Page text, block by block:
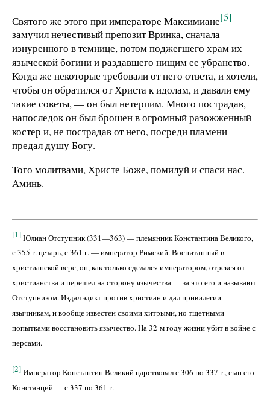
Святого же этого при императоре Максимиане[5]
замучил нечестивый препозит Вринка, сначала
изнуренного в темнице, потом поджегшего храм их
языческой богини и раздавшего нищим ее убранство.
Когда же некоторые требовали от него ответа, и хотели,
чтобы он обратился от Христа к идолам, и давали ему
такие советы, — он был нетерпим. Много пострадав,
напоследок он был брошен в огромный разожженный
костер и, не пострадав от него, посреди пламени
предал душу Богу.
Того молитвами, Христе Боже, помилуй и спаси нас.
Аминь.
[1]Юлиан Отступник (331—363) — племянник Константина Великого,
с 355 г. цезарь, с 361 г. — император Римский. Воспитанный в
христианской вере, он, как только сделался императором, отрекся от
христианства и перешел на сторону язычества — за это его и называют
Отступником. Издал эдикт против христиан и дал привилегии
язычникам, и вообще известен своими хитрыми, но тщетными
попытками восстановить язычество. На 32-м году жизни убит в войне с
персами.
[2]Император Константин Великий царствовал с 306 по 337 г., сын его
Констанций — с 337 по 361 г.